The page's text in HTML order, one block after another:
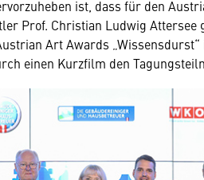
ist, dass für den
Prof. Christian Ludwig Attersee
Art Awards
einen Kurzfilm den